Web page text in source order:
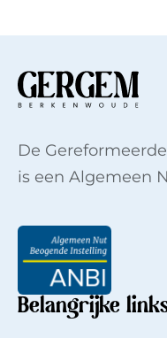
De
is een Algemeen
Belangrijke